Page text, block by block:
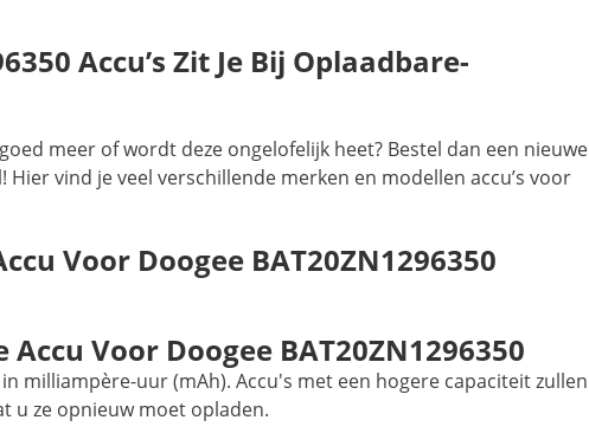
Accu’s Zit Je Bij Oplaadbare-
meer of wordt deze ongelofelijk heet? Bestel dan een nieuwe
vind je veel verschillende merken en modellen accu’s voor
Voor Doogee BAT20ZN1296350
Voor Doogee BAT20ZN1296350
milliampère-uur (mAh). Accu's met een hogere capaciteit zullen
u ze opnieuw moet opladen.